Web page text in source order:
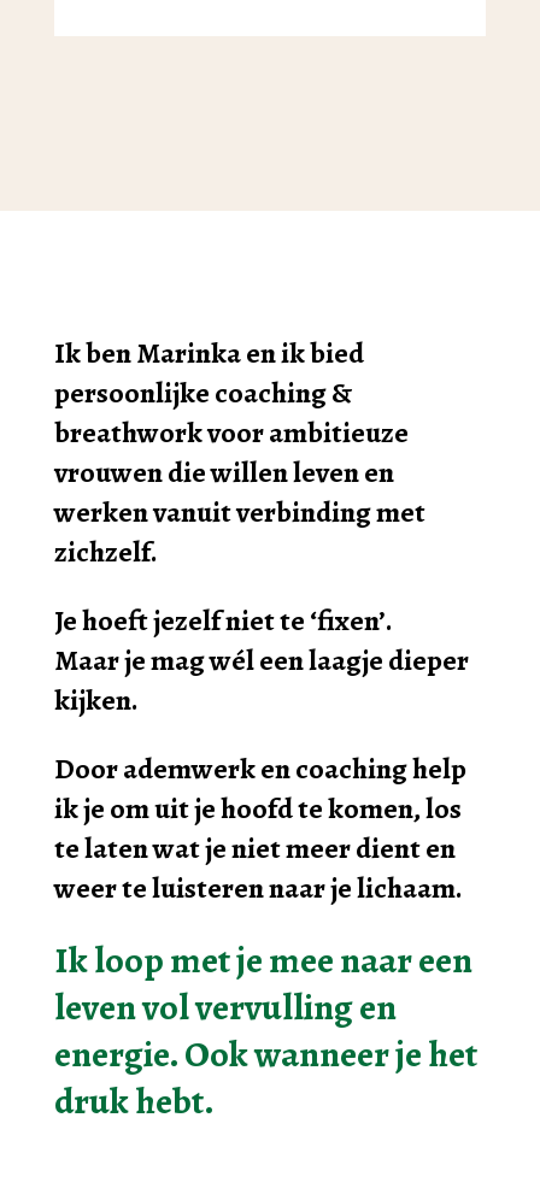
Ik ben Marinka en ik bied
persoonlijke coaching &
breathwork voor ambitieuze
vrouwen die willen leven en
werken vanuit verbinding met
zichzelf.
Je hoeft jezelf niet te ‘fixen’.
Maar je mag wél een laagje dieper
kijken.
Door ademwerk en coaching help
ik je om uit je hoofd te komen, los
te laten wat je niet meer dient en
weer te luisteren naar je lichaam.
Ik loop met je mee naar een
leven vol vervulling en
energie.Ook wanneer je het
druk hebt.